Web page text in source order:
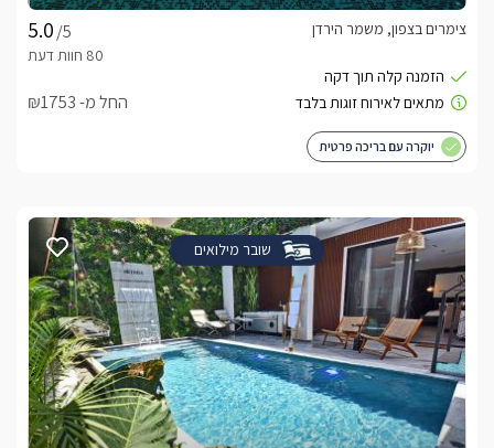
/5
צימרים בצפון, משמר הירדן
החל מ- ₪1753
יוקרה עם בריכה פרטית
שובר מילואים